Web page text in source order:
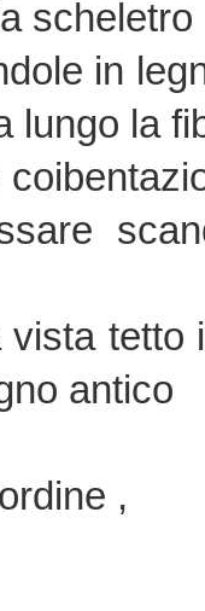
travi
pavimento
dei chiodi